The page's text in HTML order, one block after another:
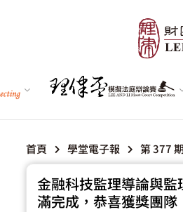
首頁 學堂電子報 第 377 期
金融科技監理導論與
滿完成，恭喜獲獎團隊